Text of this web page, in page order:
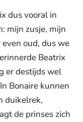
dus vooral in
mijn zusje, mijn
oud, dus we
Beatrix
er destijds wel
Bonaire kunnen
duikelrek,
de prinses zich